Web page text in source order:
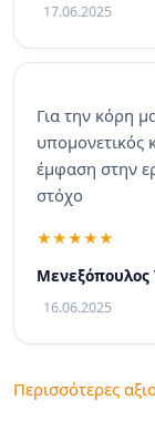
17.06.2025
Για την κόρη
υπομονετικός
έμφαση στην
στόχο
Μενεξόπουλος
16.06.2025
Περισσότερες